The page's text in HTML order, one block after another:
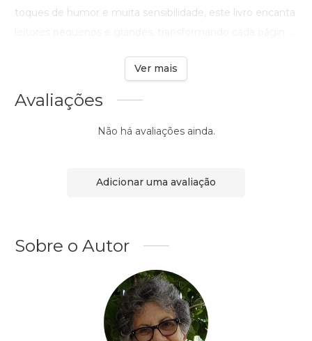
toques de humor e muita sensibilidade, este livro encanta
Ver mais
Avaliações
Não há avaliações ainda.
Adicionar uma avaliação
Sobre o Autor